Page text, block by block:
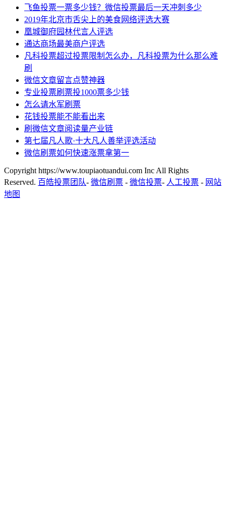
飞鱼投票一票多少钱？微信投票最后一天冲刺多少
2019年北京市舌尖上的美食网络评选大赛
凰城御府园林代言人评选
通达商场最美商户评选
凡科投票超过投票限制怎么办，凡科投票为什么那么难
刷
微信文章留言点赞神器
专业投票刷票投1000票多少钱
怎么请水军刷票
花钱投票能不能看出来
刷微信文章阅读量产业链
第七届凡人歌·十大凡人善举评选活动
微信刷票如何快速涨票拿第一
Copyright https://www.toupiaotuandui.com Inc All Rights
Reserved. 百皓投票团队- 微信刷票 - 微信投票- 人工投票 - 网站
地图